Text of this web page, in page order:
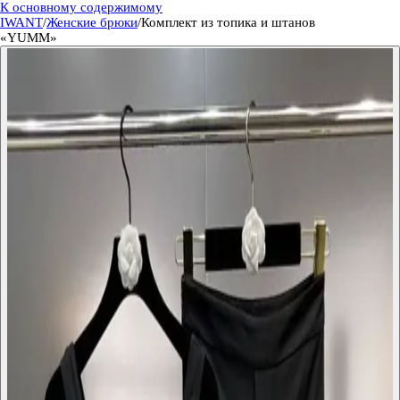
К основному содержимому
IWANT/Женские брюки/Комплект из топика и штанов
«YUMM»